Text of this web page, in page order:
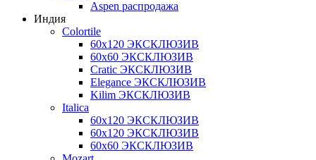
Aspen распродажа
Индия
Colortile
60х120 ЭКСКЛЮЗИВ
60х60 ЭКСКЛЮЗИВ
Cratic ЭКСКЛЮЗИВ
Elegance ЭКСКЛЮЗИВ
Kilim ЭКСКЛЮЗИВ
Italica
60х120 ЭКСКЛЮЗИВ
60х120 ЭКСКЛЮЗИВ
60х60 ЭКСКЛЮЗИВ